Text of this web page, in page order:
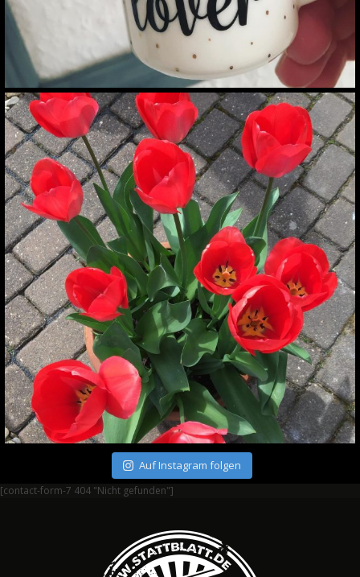
Auf Instagram folgen
[contact-form-7 404 "Nicht gefunden"]